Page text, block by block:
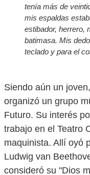
tenía más de
mis espaldas
estibador, herrero,
batimasa. Mis
teclado y para el
Siendo aún un
organizó un grupo
Futuro. Su interés
trabajo en el Teatro
maquinista. Allí oyó
Ludwig van
consideró su "Dios